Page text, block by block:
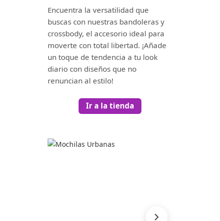
Encuentra la versatilidad que
buscas con nuestras bandoleras y
crossbody, el accesorio ideal para
moverte con total libertad. ¡Añade
un toque de tendencia a tu look
diario con diseños que no
renuncian al estilo!
Ir a la tienda